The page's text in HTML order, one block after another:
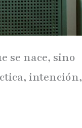
se nace, sino
intención,